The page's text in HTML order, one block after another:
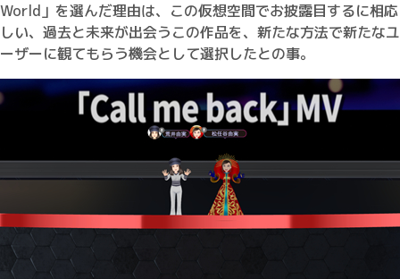
World」を選んだ理由は、この仮想空間でお披露目するに相応
しい、過去と未来が出会うこの作品を、新たな方法で新たなユ
ーザーに観てもらう機会として選択したとの事。